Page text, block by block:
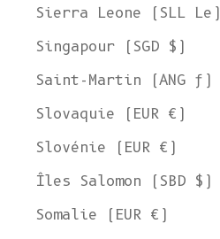
Sierra Leone (SLL Le)
Singapour (SGD $)
Saint-Martin (ANG ƒ)
Slovaquie (EUR €)
Slovénie (EUR €)
Îles Salomon (SBD $)
Somalie (EUR €)